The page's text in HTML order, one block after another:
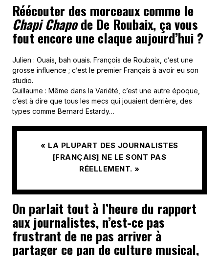
Réécouter des morceaux comme le
Chapi Chapode De Roubaix, ça vous
fout encore une claque aujourd’hui ?
Julien : Ouais, bah ouais. François de Roubaix, c’est une
grosse influence ; c’est le premier Français à avoir eu son
studio.
Guillaume : Même dans la Variété, c’est une autre époque,
c’est à dire que tous les mecs qui jouaient derrière, des
types comme Bernard Estardy…
« LA PLUPART DES JOURNALISTES
[FRANÇAIS] NE LE SONT PAS
RÉELLEMENT. »
On parlait tout à l’heure du rapport
aux journalistes, n’est-ce pas
frustrant de ne pas arriver à
partager ce pan de culture musical,